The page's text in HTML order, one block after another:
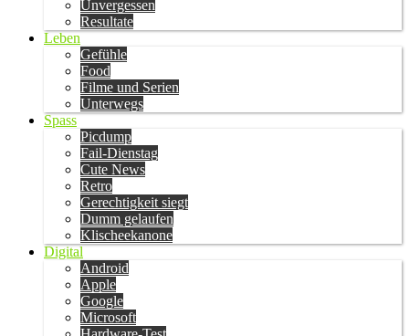
Unvergessen
Resultate
Leben
Gefühle
Food
Filme und Serien
Unterwegs
Spass
Picdump
Fail-Dienstag
Cute News
Retro
Gerechtigkeit siegt
Dumm gelaufen
Klischeekanone
Digital
Android
Apple
Google
Microsoft